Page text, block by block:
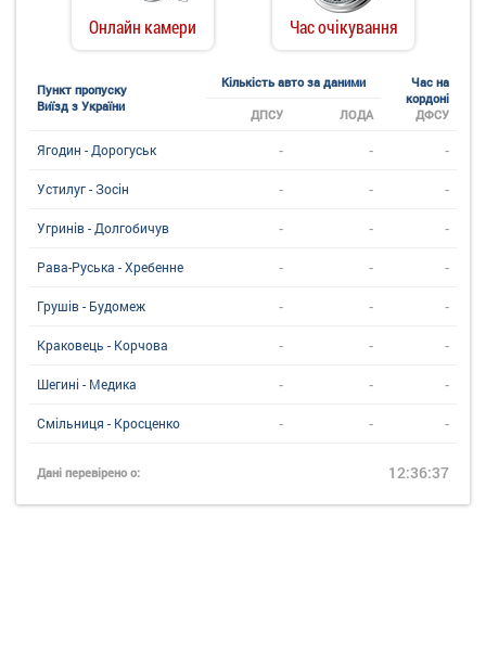
Онлайн камери Час очікування
Пункт пропуску
Виїзд з України
Кількість авто за даними
Час на
кордоні
ДФСУ
ДПСУ ЛОДА
Ягодин - Дорогуськ - - -
Устилуг - Зосін - - -
Угринiв - Долгобичув - - -
Рава-Руська - Хребенне - - -
Грушів - Будомеж - - -
Краковець - Корчова - - -
Шегині - Медика - - -
Смільниця - Кросценко - - -
Дані перевірено о: 12:36:37